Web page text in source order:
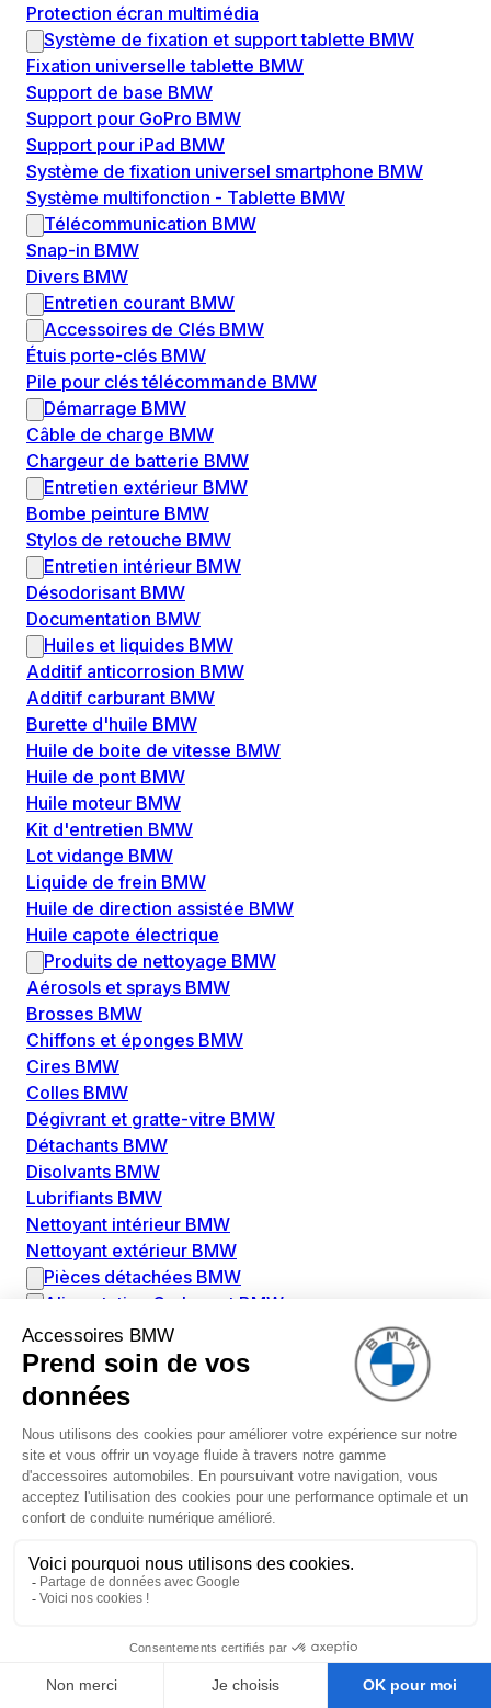
Protection écran multimédia
Système de fixation et support tablette BMW
Fixation universelle tablette BMW
Support de base BMW
Support pour GoPro BMW
Support pour iPad BMW
Système de fixation universel smartphone BMW
Système multifonction - Tablette BMW
Télécommunication BMW
Snap-in BMW
Divers BMW
Entretien courant BMW
Accessoires de Clés BMW
Étuis porte-clés BMW
Pile pour clés télécommande BMW
Démarrage BMW
Câble de charge BMW
Chargeur de batterie BMW
Entretien extérieur BMW
Bombe peinture BMW
Stylos de retouche BMW
Entretien intérieur BMW
Désodorisant BMW
Documentation BMW
Huiles et liquides BMW
Additif anticorrosion BMW
Additif carburant BMW
Burette d'huile BMW
Huile de boite de vitesse BMW
Huile de pont BMW
Huile moteur BMW
Kit d'entretien BMW
Lot vidange BMW
Liquide de frein BMW
Huile de direction assistée BMW
Huile capote électrique
Produits de nettoyage BMW
Aérosols et sprays BMW
Brosses BMW
Chiffons et éponges BMW
Cires BMW
Colles BMW
Dégivrant et gratte-vitre BMW
Détachants BMW
Disolvants BMW
Lubrifiants BMW
Nettoyant intérieur BMW
Nettoyant extérieur BMW
Pièces détachées BMW
Alimentation Carburant BMW
Boitier papillon BMW
Faisceau de câble pour réservoir avec pompe
d'aspiration BMW
Injecteur BMW
Pompe à carburant BMW
Pompe diesel BMW
Allumage / Préchauffage BMW
Bobines d'allumage BMW
Bougie de préchauffage BMW
Amortissement BMW
Amortisseur de vibrations BMW